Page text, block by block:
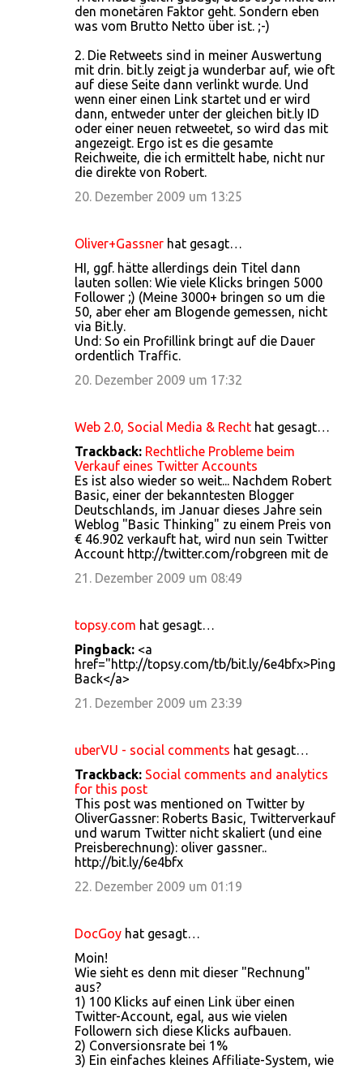
den monetären Faktor geht. Sondern eben
was vom Brutto Netto über ist. ;-)
2. Die Retweets sind in meiner Auswertung
mit drin. bit.ly zeigt ja wunderbar auf, wie oft
auf diese Seite dann verlinkt wurde. Und
wenn einer einen Link startet und er wird
dann, entweder unter der gleichen bit.ly ID
oder einer neuen retweetet, so wird das mit
angezeigt. Ergo ist es die gesamte
Reichweite, die ich ermittelt habe, nicht nur
die direkte von Robert.
20. Dezember 2009 um 13:25
Oliver+Gassner hat gesagt…
HI, ggf. hätte allerdings dein Titel dann
lauten sollen: Wie viele Klicks bringen 5000
Follower ;) (Meine 3000+ bringen so um die
50, aber eher am Blogende gemessen, nicht
via Bit.ly.
Und: So ein Profillink bringt auf die Dauer
ordentlich Traffic.
20. Dezember 2009 um 17:32
Web 2.0, Social Media & Recht hat gesagt…
Trackback: Rechtliche Probleme beim
Verkauf eines Twitter Accounts
Es ist also wieder so weit... Nachdem Robert
Basic, einer der bekanntesten Blogger
Deutschlands, im Januar dieses Jahre sein
Weblog "Basic Thinking" zu einem Preis von
€ 46.902 verkauft hat, wird nun sein Twitter
Account http://twitter.com/robgreen mit de
21. Dezember 2009 um 08:49
topsy.com hat gesagt…
Pingback: <a
href="http://topsy.com/tb/bit.ly/6e4bfx>Ping
Back</a>
21. Dezember 2009 um 23:39
uberVU - social comments hat gesagt…
Trackback: Social comments and analytics
for this post
This post was mentioned on Twitter by
OliverGassner: Roberts Basic, Twitterverkauf
und warum Twitter nicht skaliert (und eine
Preisberechnung): oliver gassner..
http://bit.ly/6e4bfx
22. Dezember 2009 um 01:19
DocGoy hat gesagt…
Moin!
Wie sieht es denn mit dieser "Rechnung"
aus?
1) 100 Klicks auf einen Link über einen
Twitter-Account, egal, aus wie vielen
Followern sich diese Klicks aufbauen.
2) Conversionsrate bei 1%
3) Ein einfaches kleines Affiliate-System, wie